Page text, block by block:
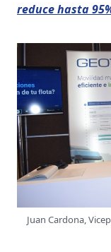
reduce hasta
Juan Cardona,